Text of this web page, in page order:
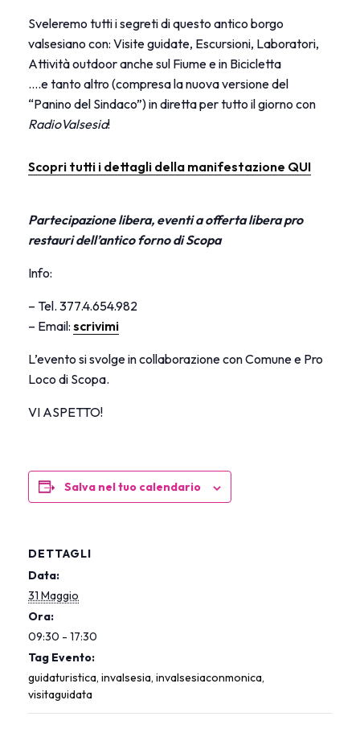
Sveleremo tutti i segreti di questo antico borgo
valsesiano con: Visite guidate, Escursioni, Laboratori,
Attività outdoor anche sul Fiume e in Bicicletta
….e tanto altro (compresa la nuova versione del
“Panino del Sindaco”) in diretta per tutto il giorno con
RadioValsesia!
Scopri tutti i dettagli della manifestazione QUI
Partecipazione libera, eventi a offerta libera pro
restauri dell’antico forno di Scopa
Info:
– Tel. 377.4.654.982
– Email: scrivimi
L’evento si svolge in collaborazione con Comune e Pro
Loco di Scopa.
VI ASPETTO!
Salva nel tuo calendario
DETTAGLI
Data:
31 Maggio
Ora:
09:30 - 17:30
Tag Evento:
guidaturistica, invalsesia, invalsesiaconmonica,
visitaguidata